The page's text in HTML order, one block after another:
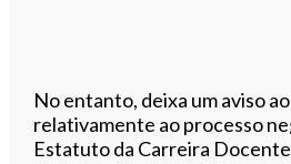
No entanto, deixa um aviso
relativamente ao processo
Estatuto da Carreira